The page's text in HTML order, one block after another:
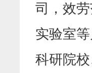
司，效
实验室
科研院